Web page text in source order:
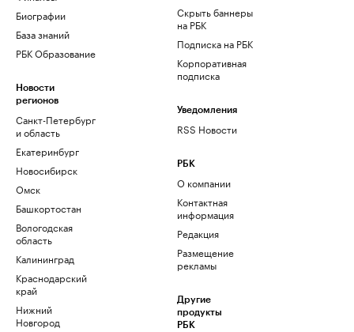
Биографии
База знаний
РБК Образование
Новости
регионов
Санкт-Петербург
и область
Екатеринбург
Новосибирск
Омск
Башкортостан
Вологодская
область
Калининград
Краснодарский
край
Нижний
Новгород
Скрыть баннеры
на РБК
Подписка на РБК
Корпоративная
подписка
Уведомления
RSS Новости
РБК
О компании
Контактная
информация
Редакция
Размещение
рекламы
Другие
продукты
РБК